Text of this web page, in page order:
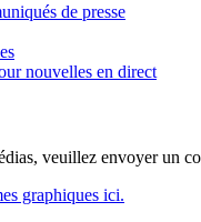
de presse
nouvelles en direct
veuillez envoyer un
graphiques ici.